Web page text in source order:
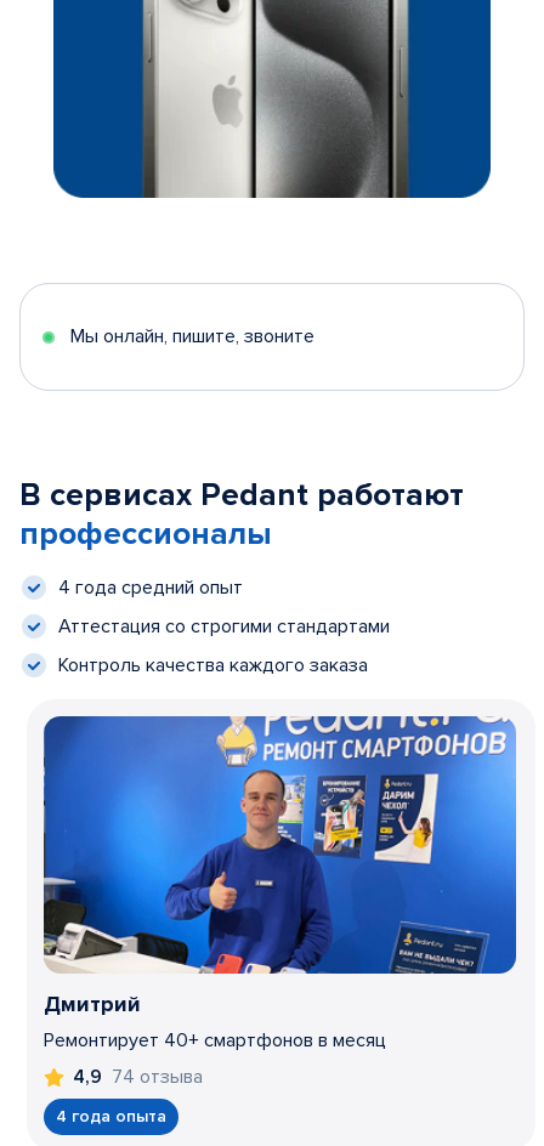
Мы онлайн, пишите, звоните
В сервисах Pedant работают
профессионалы
4 года средний опыт
Аттестация со строгими стандартами
Контроль качества каждого заказа
Дмитрий
Ремонтирует 40+ смартфонов в месяц
4,9 74 отзыва
4 года опыта